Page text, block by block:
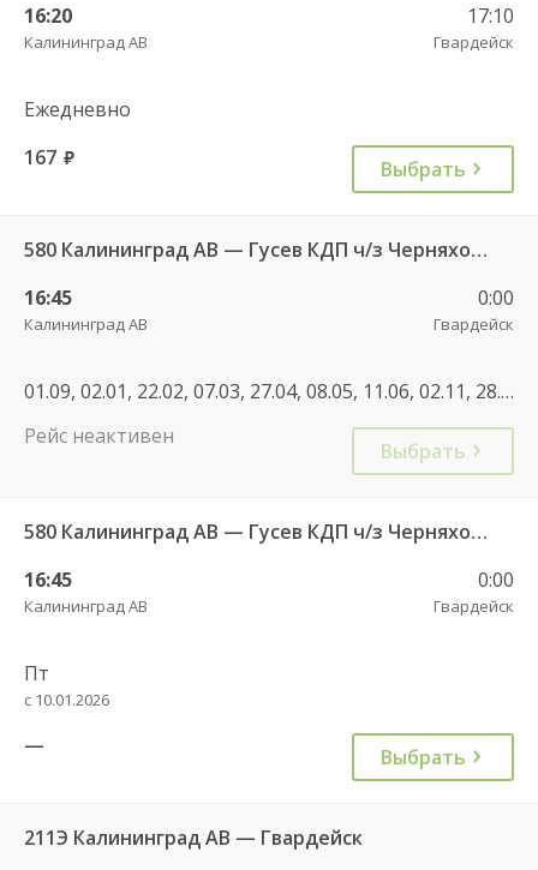
16:20
Калининград АВ
17:10
Гвардейск
Ежедневно
167 руб. Выбрать
580 Калининград АВ — Гусев КДП ч/з Черняховск АС
16:45
Калининград АВ
0:00
Гвардейск
01.09, 02.01, 22.02, 07.03, 27.04, 08.05, 11.06, 02.11, 28.12, 02.01, 30.04, 07.05, 11.06, 01.11, 07.12, 01.01, 02.01
Рейс неактивен
Выбрать
580 Калининград АВ — Гусев КДП ч/з Черняховск АС
16:45
Калининград АВ
0:00
Гвардейск
Пт
с 10.01.2026
— Выбрать
211Э Калининград АВ — Гвардейск